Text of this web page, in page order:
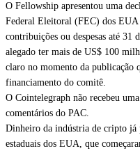
O Fellowship apresentou uma
Federal Eleitoral (FEC) dos EUA
contribuições ou despesas até 31
alegado ter mais de US$ 100
claro no momento da publicação
financiamento do comitê.
O Cointelegraph não recebeu
comentários do PAC.
Dinheiro da indústria de cripto já
estaduais dos EUA, que